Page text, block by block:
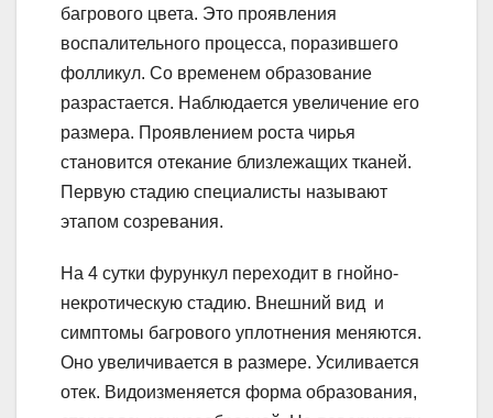
багрового цвета. Это проявления
воспалительного процесса, поразившего
фолликул. Со временем образование
разрастается. Наблюдается увеличение его
размера. Проявлением роста чирья
становится отекание близлежащих тканей.
Первую стадию специалисты называют
этапом созревания.
На 4 сутки фурункул переходит в гнойно-
некротическую стадию. Внешний вид и
симптомы багрового уплотнения меняются.
Оно увеличивается в размере. Усиливается
отек. Видоизменяется форма образования,